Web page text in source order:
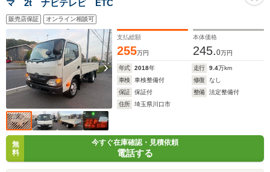
マ 2t ナビテレビ ETC
販売店保証 オンライン相談可
支払総額
255万円
本体価格
245.0万円
年式 2018年 走行 9.4万km
車検
車検整備付 修復
なし
保証
保証付 整備
法定整備付
住所
埼玉県川口市
無
料
今すぐ在庫確認・見積依頼
電話する